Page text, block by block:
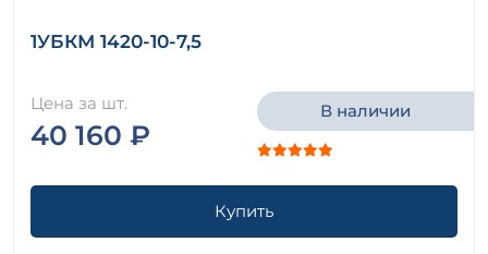
1УБКМ 1420-10-7,5
Цена за шт.
40 160 ₽
В наличии
Купить